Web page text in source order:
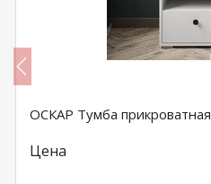
ОСКАР Тумба прикроватная
Цена